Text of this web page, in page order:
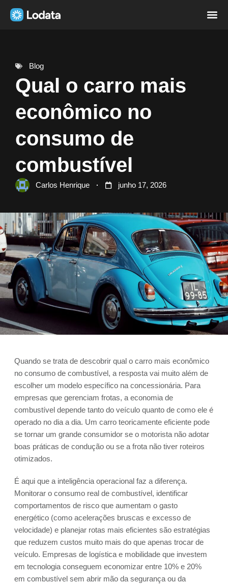
Blog
Qual o carro mais
econômico no
consumo de
combustível
Carlos Henrique junho 17, 2026
Quando se trata de descobrir qual o carro mais econômico
no consumo de combustível, a resposta vai muito além de
escolher um modelo específico na concessionária. Para
empresas que gerenciam frotas, a economia de
combustível depende tanto do veículo quanto de como ele é
operado no dia a dia. Um carro teoricamente eficiente pode
se tornar um grande consumidor se o motorista não adotar
boas práticas de condução ou se a frota não tiver roteiros
otimizados.
É aqui que a inteligência operacional faz a diferença.
Monitorar o consumo real de combustível, identificar
comportamentos de risco que aumentam o gasto
energético (como acelerações bruscas e excesso de
velocidade) e planejar rotas mais eficientes são estratégias
que reduzem custos muito mais do que apenas trocar de
veículo. Empresas de logística e mobilidade que investem
em tecnologia conseguem economizar entre 10% e 20%
em combustível sem abrir mão da segurança ou da